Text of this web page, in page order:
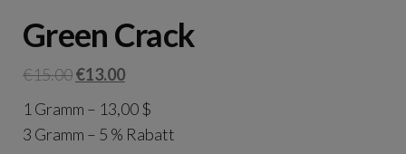
Green Crack
€15.00Original
price
was:
€15.00.
€13.00Current
price
is:
€13.00.
1 Gramm – 13,00 $
3 Gramm – 5 % Rabatt